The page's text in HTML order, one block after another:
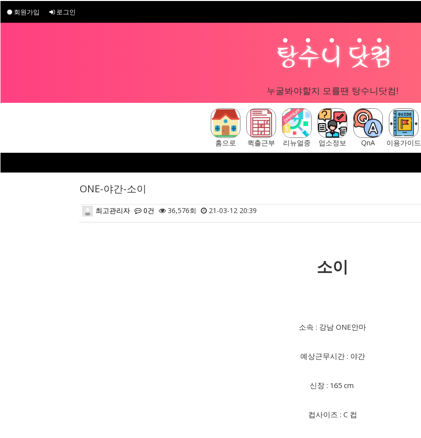
회원가입 로그인
누굴봐야할지 모를땐 탕수니닷컴!
홈으로 퀵출근부 리뉴얼중 업소정보 QnA 이용가이드
ONE-야간-소이
최고관리자 0건 36,576회 21-03-12 20:39
소이
소속 : 강남 ONE안마
예상근무시간 : 야간
신장 : 165 cm
컵사이즈 : C 컵